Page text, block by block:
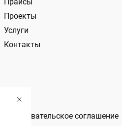
Проекты
Услуги
Контакты
Пользовательское соглашение